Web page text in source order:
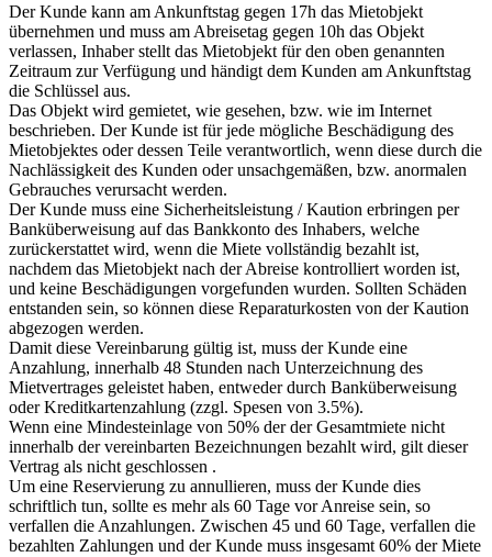
Der Kunde kann am Ankunftstag gegen 17h das Mietobjekt
übernehmen und muss am Abreisetag gegen 10h das Objekt
verlassen, Inhaber stellt das Mietobjekt für den oben genannten
Zeitraum zur Verfügung und händigt dem Kunden am Ankunftstag
die Schlüssel aus.
Das Objekt wird gemietet, wie gesehen, bzw. wie im Internet
beschrieben. Der Kunde ist für jede mögliche Beschädigung des
Mietobjektes oder dessen Teile verantwortlich, wenn diese durch die
Nachlässigkeit des Kunden oder unsachgemäßen, bzw. anormalen
Gebrauches verursacht werden.
Der Kunde muss eine Sicherheitsleistung / Kaution erbringen per
Banküberweisung auf das Bankkonto des Inhabers, welche
zurückerstattet wird, wenn die Miete vollständig bezahlt ist,
nachdem das Mietobjekt nach der Abreise kontrolliert worden ist,
und keine Beschädigungen vorgefunden wurden. Sollten Schäden
entstanden sein, so können diese Reparaturkosten von der Kaution
abgezogen werden.
Damit diese Vereinbarung gültig ist, muss der Kunde eine
Anzahlung, innerhalb 48 Stunden nach Unterzeichnung des
Mietvertrages geleistet haben, entweder durch Banküberweisung
oder Kreditkartenzahlung (zzgl. Spesen von 3.5%).
Wenn eine Mindesteinlage von 50% der der Gesamtmiete nicht
innerhalb der vereinbarten Bezeichnungen bezahlt wird, gilt dieser
Vertrag als nicht geschlossen .
Um eine Reservierung zu annullieren, muss der Kunde dies
schriftlich tun, sollte es mehr als 60 Tage vor Anreise sein, so
verfallen die Anzahlungen. Zwischen 45 und 60 Tage, verfallen die
bezahlten Zahlungen und der Kunde muss insgesamt 60% der Miete